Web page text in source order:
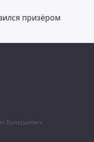
призёром
Валерьевич